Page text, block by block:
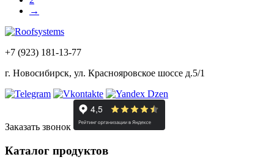
→
+7 (923) 181-13-77
г. Новосибирск, ул. Краснояровское шоссе д.5/1
Заказать звонок
Каталог продуктов